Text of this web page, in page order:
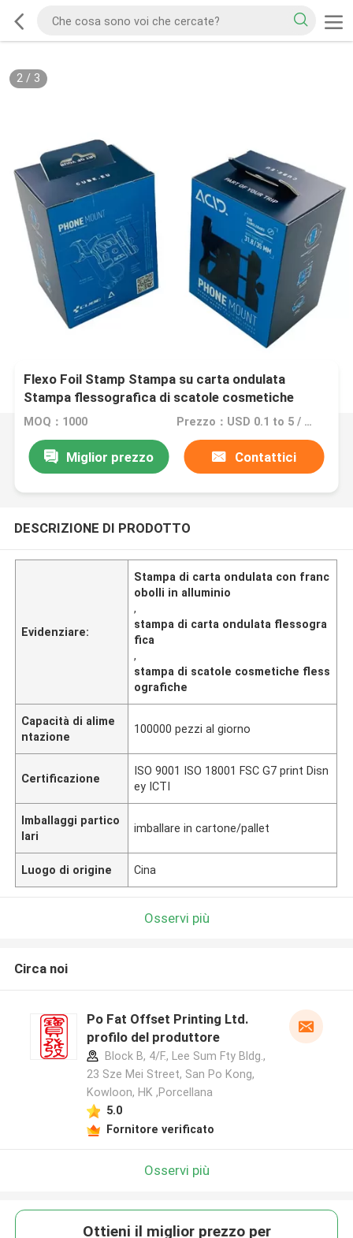
2/ 3
Flexo Foil Stamp Stampa su carta ondulata
Stampa flessografica di scatole cosmetiche
MOQ：1000 Prezzo：USD 0.1 to 5 / pcs
Miglior prezzo Contattici
DESCRIZIONE DI PRODOTTO
Evidenziare:
Stampa di carta ondulata con franc
obolli in alluminio
,
stampa di carta ondulata flessogra
fica
,
stampa di scatole cosmetiche fless
ografiche
Capacità di alime
ntazione
100000 pezzi al giorno
Certificazione
ISO 9001 ISO 18001 FSC G7 print Disn
ey ICTI
Imballaggi partico
lari
imballare in cartone/pallet
Luogo di origine Cina
Osservi più
Circa noi
Po Fat Offset Printing Ltd.
profilo del produttore
Block B, 4/F., Lee Sum Fty Bldg.,
23 Sze Mei Street, San Po Kong,
Kowloon, HK ,Porcellana
5.0
Fornitore verificato
Osservi più
Ottieni il miglior prezzo per